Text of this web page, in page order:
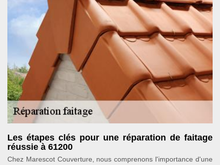
Les étapes clés pour une réparation de faitage
réussie à 61200
Chez Marescot Couverture, nous comprenons l'importance d'une